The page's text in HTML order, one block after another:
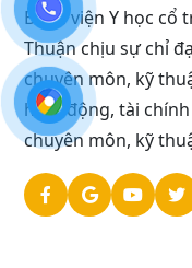
Bệnh viện Y học cổ
Thuận chịu sự chỉ
chuyên môn, kỹ
hoạt động, tài chính
chuyên môn, kỹ